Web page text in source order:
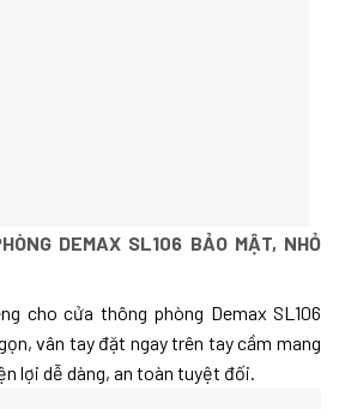
DEMAX SL106 BẢO MẬT, NHỎ
cho cửa thông phòng Demax SL106
vân tay đặt ngay trên tay cầm mang
lợi dễ dàng, an toàn tuyệt đối.